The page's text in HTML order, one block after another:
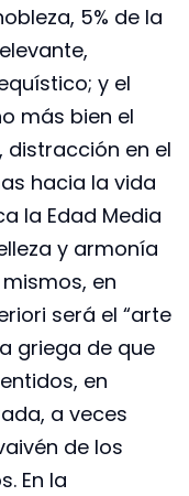
5% de la
y el
más bien el
en el
hacia la vida
la Edad Media
y armonía
en
será el “arte
griega de que
en
a veces
de los
En la